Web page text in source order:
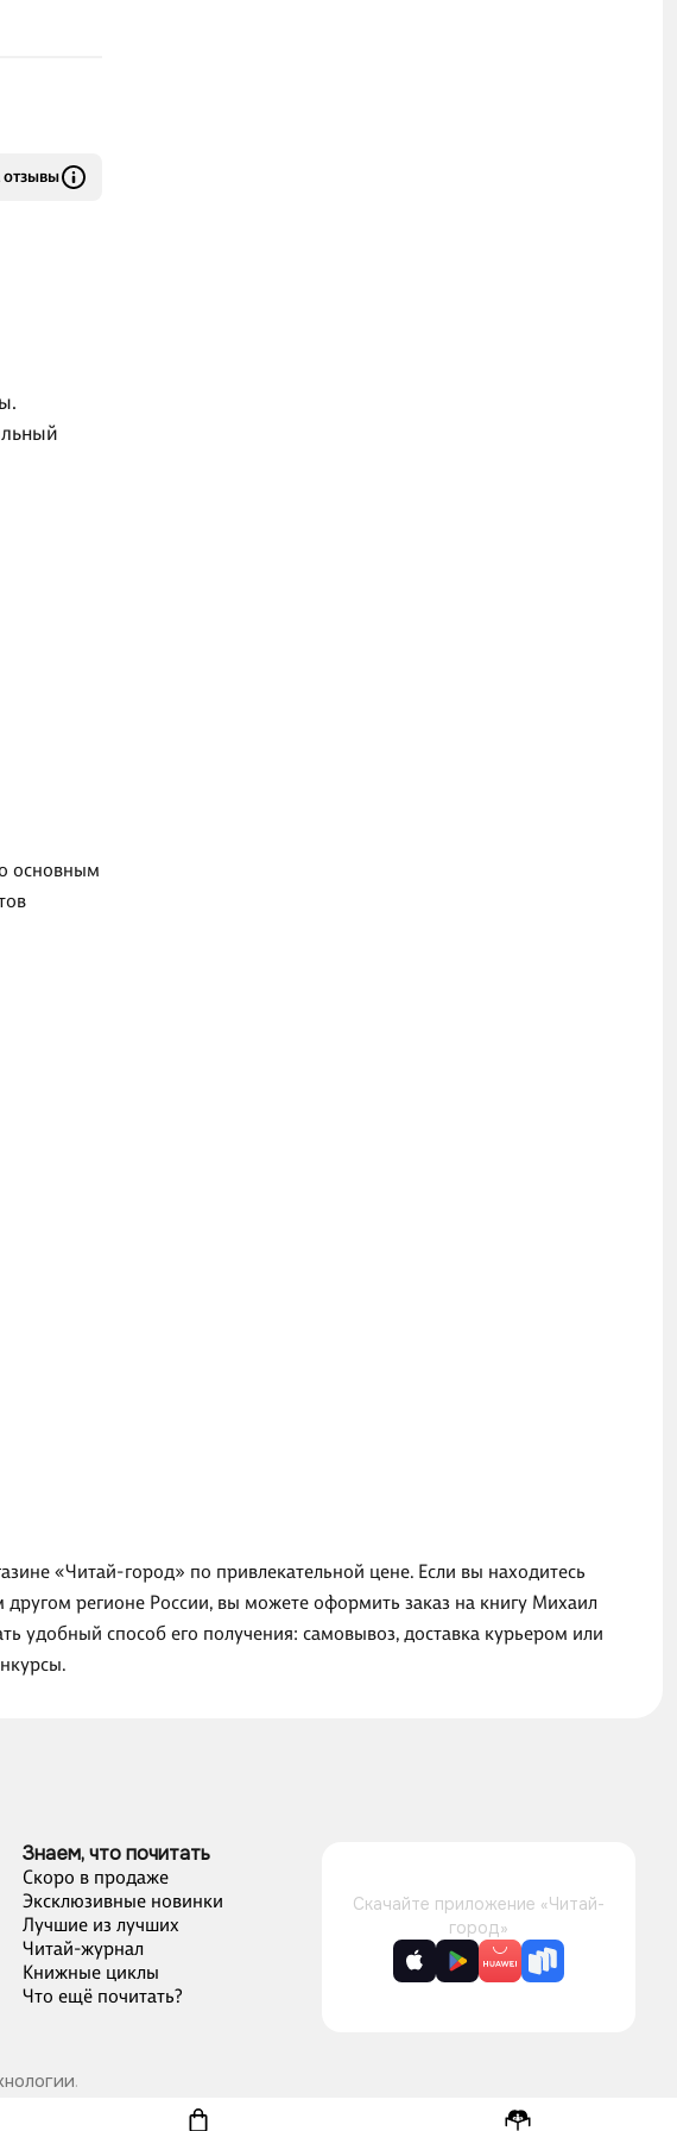
основным
отзывы
«Читай-город» по привлекательной цене. Если вы находитесь
регионе России, вы можете оформить заказ на книгу Михаил
удобный способ его получения: самовывоз, доставка курьером или
Знаем, что почитать
Скоро в продаже
Эксклюзивные новинки
Лучшие из лучших
Читай-журнал
Книжные циклы
Что ещё почитать?
.
Скачайте приложение «Читай-
город»